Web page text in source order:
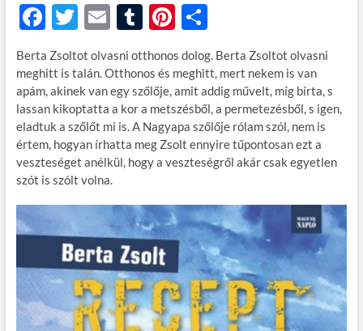
F
ac
e
b
o
o
k
T
w
itt
er
E
m
ail
T
u
m
bl
r
Pi
nt
er
es
t
O
ss
za
m
e
g
Berta Zsoltot olvasni otthonos dolog. Berta Zsoltot olvasni
meghitt is talán. Otthonos és meghitt, mert nekem is van
apám, akinek van egy szőlője, amit addig művelt, míg bírta, s
lassan kikoptatta a kor a metszésből, a permetezésből, s igen,
eladtuk a szőlőt mi is. A Nagyapa szőlője rólam szól, nem is
értem, hogyan írhatta meg Zsolt ennyire tűpontosan ezt a
veszteséget anélkül, hogy a veszteségről akár csak egyetlen
szót is szólt volna.